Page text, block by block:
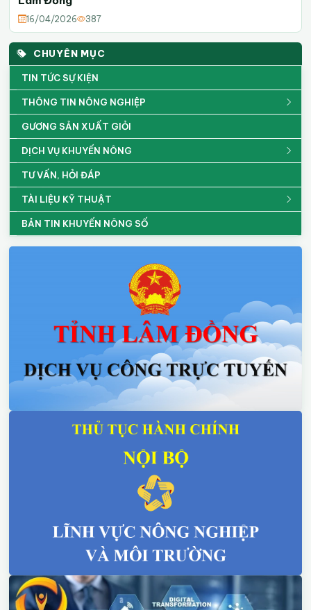
CHUYÊN MỤC
TIN TỨC SỰ KIỆN
THÔNG TIN NÔNG NGHIỆP
GƯƠNG SẢN XUẤT GIỎI
DỊCH VỤ KHUYẾN NÔNG
TƯ VẤN, HỎI ĐÁP
TÀI LIỆU KỸ THUẬT
BẢN TIN KHUYẾN NÔNG SỐ
16/04/2026 387